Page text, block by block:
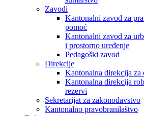
Zavodi
Kantonalni zavod za
pomoć
Kantonalni zavod za
i prostorno uređenje
Pedagoški zavod
Direkcije
Kantonalna direkcija za
Kantonalna direkcija
rezervi
Sekretarijat za zakonodavstvo
Kantonalno pravobranilaštvo